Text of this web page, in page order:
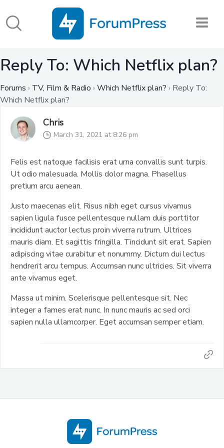
Reply To: Which Netflix plan?
Forums › TV, Film & Radio › Which Netflix plan? › Reply To:
Which Netflix plan?
Chris
March 31, 2021 at 8:26 pm
Felis est natoque facilisis erat urna convallis sunt turpis.
Ut odio malesuada. Mollis dolor magna. Phasellus
pretium arcu aenean.
Justo maecenas elit. Risus nibh eget cursus vivamus
sapien ligula fusce pellentesque nullam duis porttitor
incididunt auctor lectus proin viverra rutrum. Ultrices
mauris diam. Et sagittis fringilla. Tincidunt sit erat. Sapien
adipiscing vitae curabitur et nonummy. Dictum dui lectus
hendrerit arcu tempus. Accumsan nunc ultricies. Sit viverra
ante vivamus eget.
Massa ut minim. Scelerisque pellentesque sit. Nec
integer a fames erat nunc. In nunc mauris ac sed orci
sapien nulla ullamcorper. Eget accumsan semper etiam.